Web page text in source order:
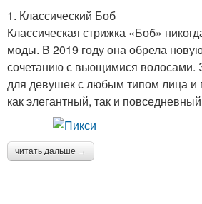
1. Классический Боб
Классическая стрижка «Боб»
моды. В 2019 году она обрела
сочетанию с вьющимися волосами.
для девушек с любым типом лица и
как элегантный, так и
читать дальше →